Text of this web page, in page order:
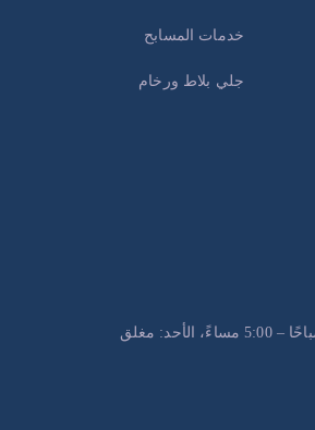
خدمات المسابح
جلي بلاط ورخام